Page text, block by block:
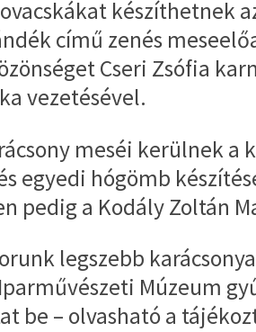
készíthetnek
című zenés
Cseri Zsófia
vezetésével.
meséi kerülnek a
egyedi hógömb
pedig a Kodály Zoltán
legszebb
Múzeum
be – olvasható a